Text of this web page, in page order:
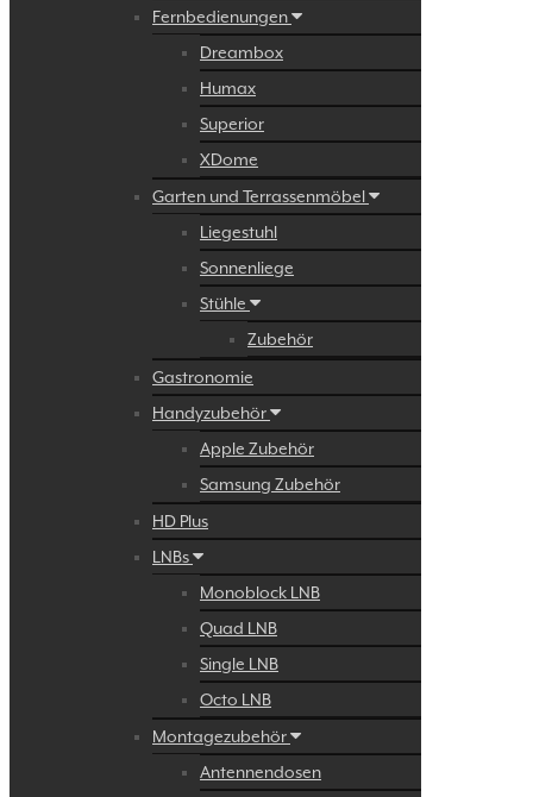
Fernbedienungen
Dreambox
Humax
Superior
XDome
Garten und Terrassenmöbel
Liegestuhl
Sonnenliege
Stühle
Zubehör
Gastronomie
Handyzubehör
Apple Zubehör
Samsung Zubehör
HD Plus
LNBs
Monoblock LNB
Quad LNB
Single LNB
Octo LNB
Montagezubehör
Antennendosen